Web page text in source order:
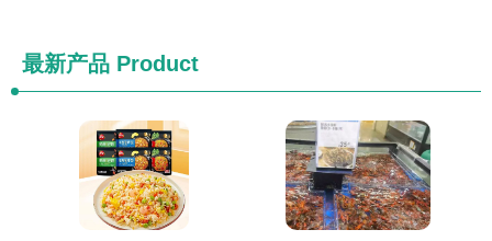
最新产品 Product